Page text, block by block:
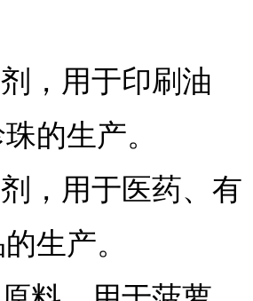
，用于印刷油
的生产。
，用于医药、有
生产。